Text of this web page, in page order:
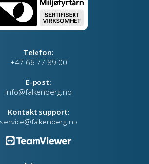
Telefon:
+47 66 77 89 00
E-post:
info@falkenberg.no
Kontakt support:
service@falkenberg.no